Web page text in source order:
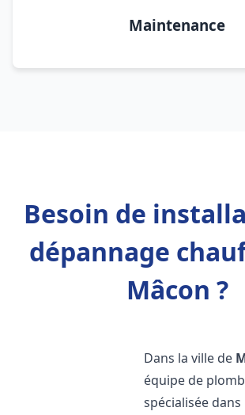
Maintenance
Besoin de
dépannage
Mâcon ?
Dans la ville de
équipe de
spécialisée dans